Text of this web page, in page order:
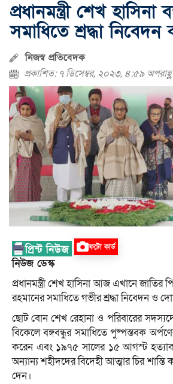
প্রধানমন্ত্রী শেখ হাসিনা
সমাধিতে শ্রদ্ধা
নিজস্ব প্রতিবেদক
প্রকাশিত: ৭ ডিসেম্বর, ২০২৩, ৪:৫৯ অপরাহ্ণ
ফটো কার্ড
নিউজ ডেস্ক
প্রধানমন্ত্রী শেখ হাসিনা আজ এখানে জাতির
রহমানের সমাধিতে গভীর শ্রদ্ধা নিবেদন ও
ছোট বোন শেখ রেহানা ও পরিবারের
বিকেলে বঙ্গবন্ধুর সমাধিতে পুষ্পস্তবক
করেন এবং ১৯৭৫ সালের ১৫ আগস্ট
অন্যান্য শহীদদের বিদেহী আত্মার চির
দেন।